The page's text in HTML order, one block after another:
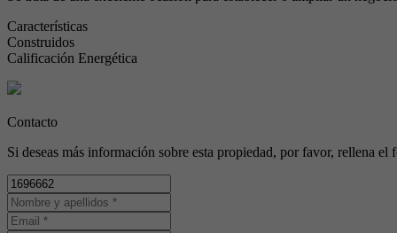
Características
Construidos
Calificación Energética
Contacto
Si deseas más información sobre esta propiedad, por favor, rellena el